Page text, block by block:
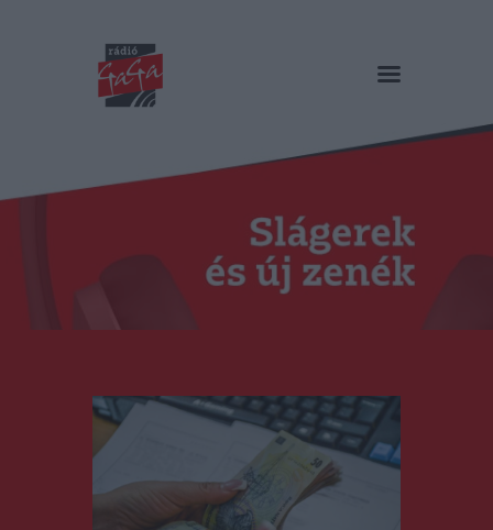
RÁDIÓ GAGA
Műsorok
Duma Duba
Podcast és videók
Stáb
Kapcsolat
RO